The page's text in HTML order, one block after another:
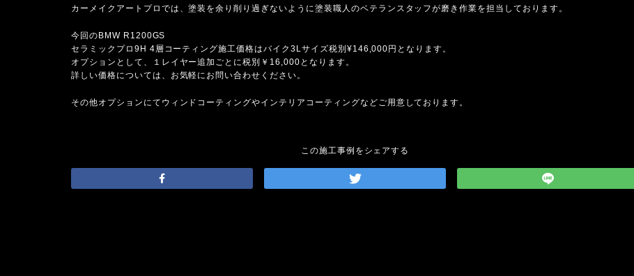
カーメイクアートプロでは、塗装を余り削り過ぎないように塗装職人のベテランスタッフが磨き作業を担当しております。
今回のBMW R1200GS
セラミックプロ9H 4層コーティング施工価格はバイク3Lサイズ税別¥146,000円となります。
オプションとして、１レイヤー追加ごとに税別￥16,000となります。
詳しい価格については、お気軽にお問い合わせください。
その他オプションにてウィンドコーティングやインテリアコーティングなどご用意しております。
この施工事例をシェアする